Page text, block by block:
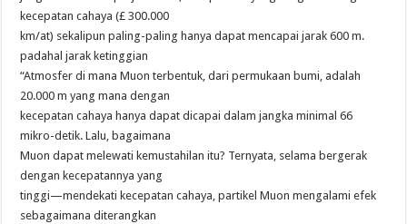
kecepatan cahaya (£ 300.000
km/at) sekalipun paling-paling hanya dapat mencapai jarak 600 m.
padahal jarak ketinggian
“Atmosfer di mana Muon terbentuk, dari permukaan bumi, adalah
20.000 m yang mana dengan
kecepatan cahaya hanya dapat dicapai dalam jangka minimal 66
mikro-detik. Lalu, bagaimana
Muon dapat melewati kemustahilan itu? Ternyata, selama bergerak
dengan kecepatannya yang
tinggi—mendekati kecepatan cahaya, partikel Muon mengalami efek
sebagaimana diterangkan